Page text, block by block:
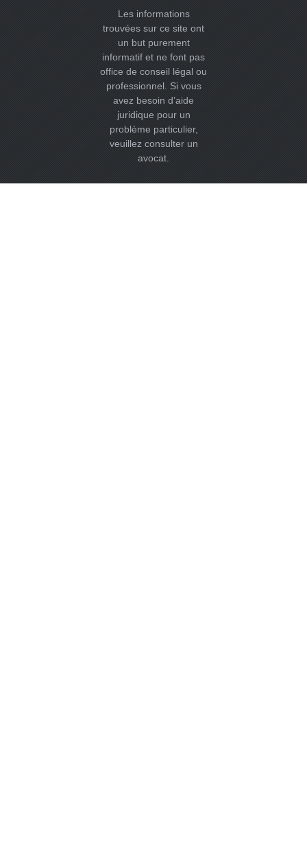
Les informations
trouvées sur ce site ont
un but purement
informatif et ne font pas
office de conseil légal ou
professionnel. Si vous
avez besoin d’aide
juridique pour un
problème particulier,
veuillez consulter un
avocat.